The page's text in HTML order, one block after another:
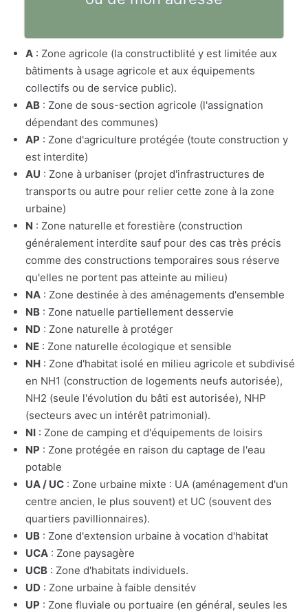
A : Zone agricole (la constructiblité y est limitée aux
bâtiments à usage agricole et aux équipements
collectifs ou de service public).
AB : Zone de sous-section agricole (l'assignation
dépendant des communes)
AP : Zone d'agriculture protégée (toute construction y
est interdite)
AU : Zone à urbaniser (projet d'infrastructures de
transports ou autre pour relier cette zone à la zone
urbaine)
N : Zone naturelle et forestière (construction
généralement interdite sauf pour des cas très précis
comme des constructions temporaires sous réserve
qu'elles ne portent pas atteinte au milieu)
NA : Zone destinée à des aménagements d'ensemble
NB : Zone natuelle partiellement desservie
ND : Zone naturelle à protéger
NE : Zone naturelle écologique et sensible
NH : Zone d'habitat isolé en milieu agricole et subdivisé
en NH1 (construction de logements neufs autorisée),
NH2 (seule l'évolution du bâti est autorisée), NHP
(secteurs avec un intérêt patrimonial).
NI : Zone de camping et d'équipements de loisirs
NP : Zone protégée en raison du captage de l'eau
potable
UA / UC : Zone urbaine mixte : UA (aménagement d'un
centre ancien, le plus souvent) et UC (souvent des
quartiers pavillionnaires).
UB : Zone d'extension urbaine à vocation d'habitat
UCA : Zone paysagère
UCB : Zone d'habitats individuels.
UD : Zone urbaine à faible densitév
UP : Zone fluviale ou portuaire (en général, seules les